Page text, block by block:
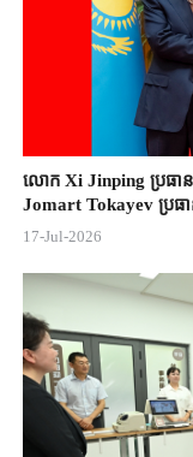
លោក Xi Jinping ប្រធាន
Jomart ​Tokayev ​ប្រធា
17-Jul-2026